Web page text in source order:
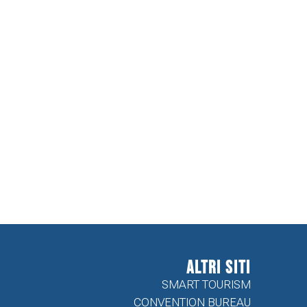
ALTRI SITI
SMART TOURISM
CONVENTION BUREAU